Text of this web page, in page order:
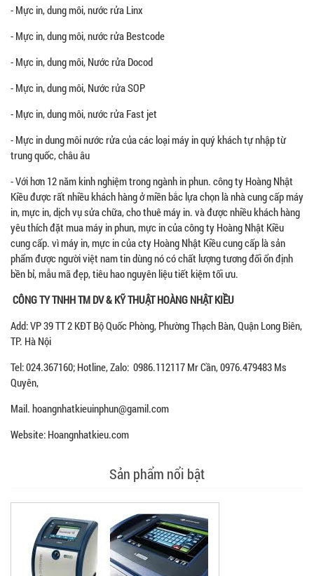
- Mực in, dung môi, nước rửa Linx
- Mực in, dung môi, nước rửa Bestcode
- Mực in, dung môi, Nước rửa Docod
- Mực in, dung môi, Nước rửa SOP
- Mực in, dung môi, nước rửa Fast jet
- Mực in dung môi nước rửa của các loại máy in quý khách tự nhập từ
trung quốc, châu âu
- Với hơn 12 năm kinh nghiệm trong ngành in phun. công ty Hoàng Nhật
Kiều được rất nhiều khách hàng ở miền bắc lựa chọn là nhà cung cấp máy
in, mực in, dịch vụ sửa chữa, cho thuê máy in. và được nhiều khách hàng
yêu thích đặt mua máy in phun, mực in của công ty Hoàng Nhật Kiều
cung cấp. vì máy in, mực in của cty Hoàng Nhật Kiều cung cấp là sản
phẩm được người việt nam tin dùng nó có chất lượng tương đối ổn định
bền bỉ, mẫu mã đẹp, tiêu hao nguyên liệu tiết kiệm tối ưu.
CÔNG TY TNHH TM DV & KỸ THUẬT HOÀNG NHẬT KIỀU
Add: VP 39 TT 2 KĐT Bộ Quốc Phòng, Phường Thạch Bàn, Quận Long Biên,
TP. Hà Nội
Tel: 024.367160; Hotline, Zalo: 0986.112117 Mr Cần, 0976.479483 Ms
Quyên,
Mail. hoangnhatkieuinphun@gamil.com
Website: Hoangnhatkieu.com
Sản phẩm nổi bật